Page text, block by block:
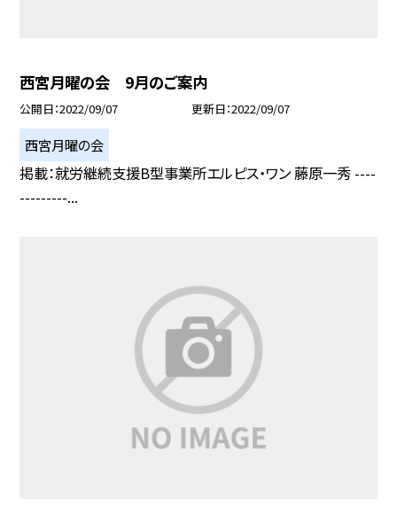
西宮月曜の会 9月のご案内
公開日 2022/09/07 更新日 2022/09/07
西宮月曜の会
掲載：就労継続支援B型事業所エルピス・ワン 藤原一秀 ----
---------...